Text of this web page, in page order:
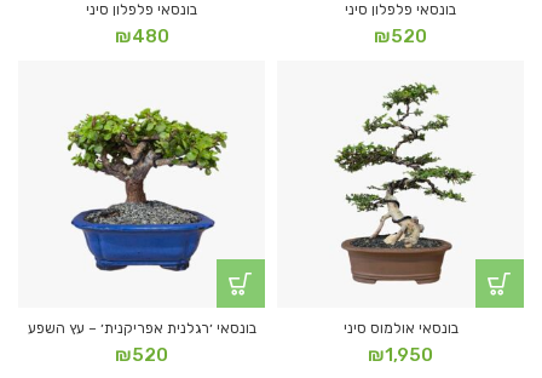
בונסאי פלפלון סיני
₪520
בונסאי פלפלון סיני
₪480
בונסאי אולמוס סיני
₪1,950
בונסאי ׳רגלנית אפריקנית׳ – עץ השפע
₪520